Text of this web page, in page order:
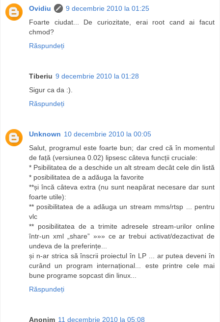
Ovidiu
9 decembrie 2010 la 01:25
Foarte ciudat... De curiozitate, erai root cand ai facut
chmod?
Răspundeți
Tiberiu 9 decembrie 2010 la 01:28
Sigur ca da :).
Răspundeți
Unknown 10 decembrie 2010 la 00:05
Salut, programul este foarte bun; dar cred că în momentul
de față (versiunea 0.02) lipsesc câteva funcții cruciale:
* Psibilitatea de a deschide un alt stream decât cele din listă
* posibilitatea de a adăuga la favorite
**și încă câteva extra (nu sunt neapărat necesare dar sunt
foarte utile):
** posibilitatea de a adăuga un stream mms/rtsp ... pentru
vlc
** posibilitatea de a trimite adresele stream-urilor online
într-un xml „share” »»» ce ar trebui activat/dezactivat de
undeva de la preferințe...
și n-ar strica să înscrii proiectul în LP ... ar putea deveni în
curând un program internațional... este printre cele mai
bune programe sopcast din linux...
Răspundeți
Anonim 11 decembrie 2010 la 05:08